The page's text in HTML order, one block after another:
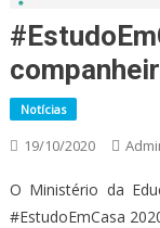
Notícias
19/10/2020
O Ministério da
#EstudoEmCasa